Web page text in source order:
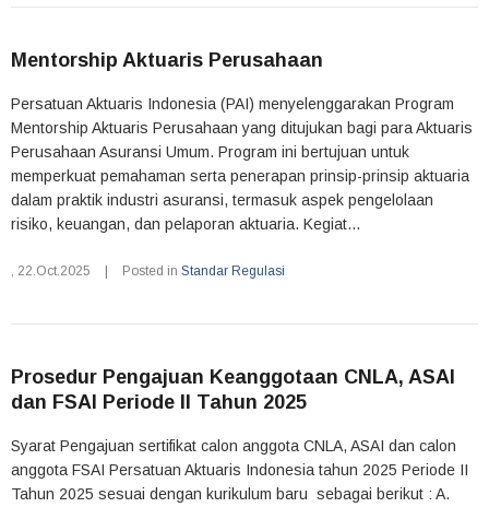
Mentorship Aktuaris Perusahaan
Persatuan Aktuaris Indonesia (PAI) menyelenggarakan Program
Mentorship Aktuaris Perusahaan yang ditujukan bagi para Aktuaris
Perusahaan Asuransi Umum. Program ini bertujuan untuk
memperkuat pemahaman serta penerapan prinsip-prinsip aktuaria
dalam praktik industri asuransi, termasuk aspek pengelolaan
risiko, keuangan, dan pelaporan aktuaria. Kegiat...
, 22.Oct.2025 Posted in Standar Regulasi
Prosedur Pengajuan Keanggotaan CNLA, ASAI
dan FSAI Periode II Tahun 2025
Syarat Pengajuan sertifikat calon anggota CNLA, ASAI dan calon
anggota FSAI Persatuan Aktuaris Indonesia tahun 2025 Periode II
Tahun 2025 sesuai dengan kurikulum baru sebagai berikut : A.